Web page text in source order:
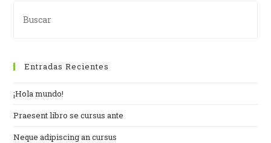
Entradas Recientes
¡Hola mundo!
Praesent libro se cursus ante
Neque adipiscing an cursus